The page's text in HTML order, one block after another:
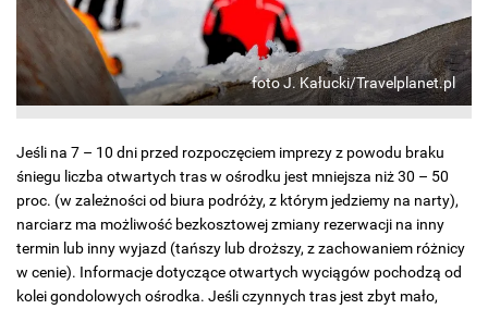
foto J. Kałucki/Travelplanet.pl
Jeśli na 7 – 10 dni przed rozpoczęciem imprezy z powodu braku
śniegu liczba otwartych tras w ośrodku jest mniejsza niż 30 – 50
proc. (w zależności od biura podróży, z którym jedziemy na narty),
narciarz ma możliwość bezkosztowej zmiany rezerwacji na inny
termin lub inny wyjazd (tańszy lub droższy, z zachowaniem różnicy
w cenie). Informacje dotyczące otwartych wyciągów pochodzą od
kolei gondolowych ośrodka. Jeśli czynnych tras jest zbyt mało,